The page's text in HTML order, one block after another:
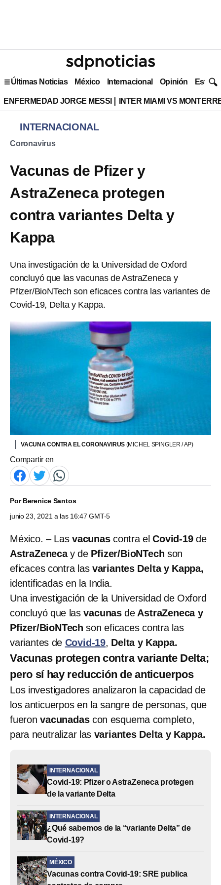
Últimas Noticias México Internacional Opinión Estilo
ENFERMEDAD JORGE MESSI INTER MIAMI VS
INTERNACIONAL
Coronavirus
Vacunas de Pfizer y
AstraZeneca protegen
contra variantes Delta y
Kappa
Una investigación de la Universidad de Oxford
concluyó que las vacunas de AstraZeneca y
Pfizer/BioNTech son eficaces contra las variantes de
Covid-19, Delta y Kappa.
VACUNA CONTRA EL CORONAVIRUS (MICHEL SPINGLER / AP)
Compartir en
PorBerenice Santos
junio 23, 2021 a las 16:47 GMT-5
México. – Las vacunas contra el Covid-19de
AstraZenecay de Pfizer/BioNTech son
eficaces contra las variantes Delta y Kappa,
identificadas en la India.
Una investigación de la Universidad de Oxford
concluyó que lasvacunas de AstraZeneca y
Pfizer/BioNTech son eficaces contra las
variantes de Covid-19, Delta y Kappa.
Vacunas protegen contra variante Delta;
pero sí hay reducción de anticuerpos
Los investigadores analizaron la capacidad de
los anticuerpos en la sangre de personas, que
fueronvacunadas con esquema completo,
para neutralizar las variantes Delta y Kappa.
INTERNACIONAL
Covid-19: Pfizer o AstraZeneca protegen
de la variante Delta
INTERNACIONAL
¿Qué sabemos de la “variante Delta” de
Covid-19?
MÉXICO
Vacunas contra Covid-19: SRE publica